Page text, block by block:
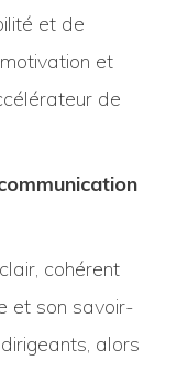
et de
et
de
cohérent
et son savoir-
alors